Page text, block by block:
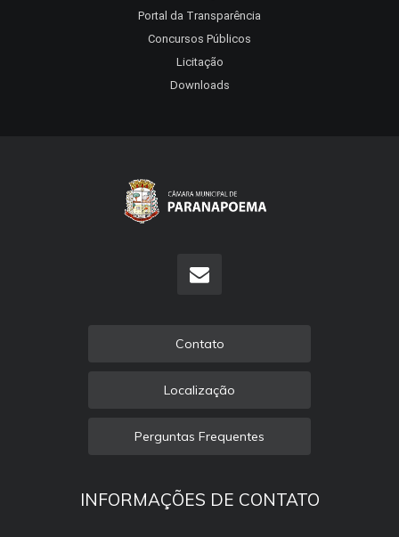
Portal da Transparência
Concursos Públicos
Licitação
Downloads
Contato
Localização
Perguntas Frequentes
INFORMAÇÕES DE CONTATO